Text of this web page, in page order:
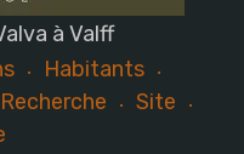
à Valff
Habitants
Recherche
Site